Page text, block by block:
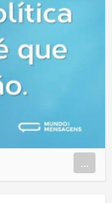
...